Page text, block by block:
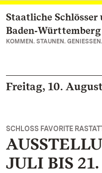
Zum Hauptinhalt
Staatliche Schlösser
Baden‑Württemberg
KOMMEN. STAUNEN. GENIESSEN.
Freitag, 10.
SCHLOSS FAVORITE
JULI BIS